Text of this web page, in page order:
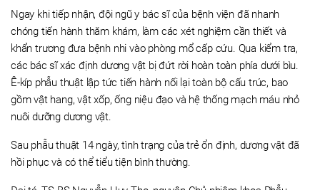
Ngay khi tiếp nhận, đội ngũ y bác sĩ của bệnh viện đã nhanh
chóng tiến hành thăm khám, làm các xét nghiệm cần thiết và
khẩn trương đưa bệnh nhi vào phòng mổ cấp cứu. Qua kiểm tra,
các bác sĩ xác định dương vật bị đứt rời hoàn toàn phía dưới bìu.
Ê-kíp phẫu thuật lập tức tiến hành nối lại toàn bộ cấu trúc, bao
gồm vật hang, vật xốp, ống niệu đạo và hệ thống mạch máu nhỏ
nuôi dưỡng dương vật.
Sau phẫu thuật 14 ngày, tình trạng của trẻ ổn định, dương vật đã
hồi phục và có thể tiểu tiện bình thường.